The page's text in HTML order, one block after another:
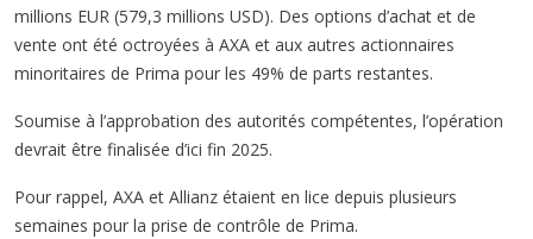
millions EUR (579,3 millions USD). Des options d’achat et de
vente ont été octroyées à AXA et aux autres actionnaires
minoritaires de Prima pour les 49% de parts restantes.
Soumise à l’approbation des autorités compétentes, l’opération
devrait être finalisée d’ici fin 2025.
Pour rappel, AXA et Allianz étaient en lice depuis plusieurs
semaines pour la prise de contrôle de Prima.